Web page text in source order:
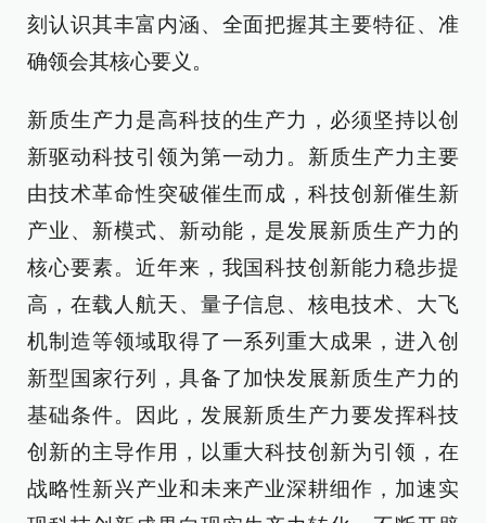
刻认识其丰富内涵、全面把握其主要特征、准
确领会其核心要义。
新质生产力是高科技的生产力，必须坚持以创
新驱动科技引领为第一动力。新质生产力主要
由技术革命性突破催生而成，科技创新催生新
产业、新模式、新动能，是发展新质生产力的
核心要素。近年来，我国科技创新能力稳步提
高，在载人航天、量子信息、核电技术、大飞
机制造等领域取得了一系列重大成果，进入创
新型国家行列，具备了加快发展新质生产力的
基础条件。因此，发展新质生产力要发挥科技
创新的主导作用，以重大科技创新为引领，在
战略性新兴产业和未来产业深耕细作，加速实